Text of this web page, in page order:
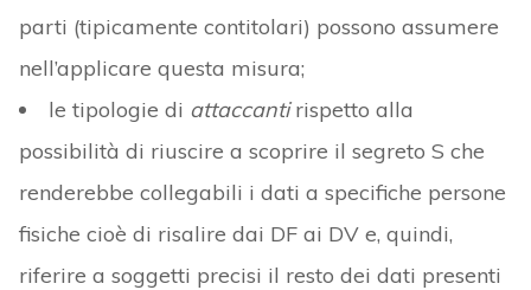
parti (tipicamente contitolari) possono assumere
nell’applicare questa misura;
le tipologie di attaccantirispetto alla
possibilità di riuscire a scoprire il segreto S che
renderebbe collegabili i dati a specifiche persone
fisiche cioè di risalire dai DF ai DV e, quindi,
riferire a soggetti precisi il resto dei dati presenti